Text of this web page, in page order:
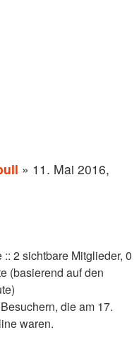
» 11. Mai 2016,
2 sichtbare Mitglieder, 0
(basierend auf den
Besuchern, die am 17.
waren.